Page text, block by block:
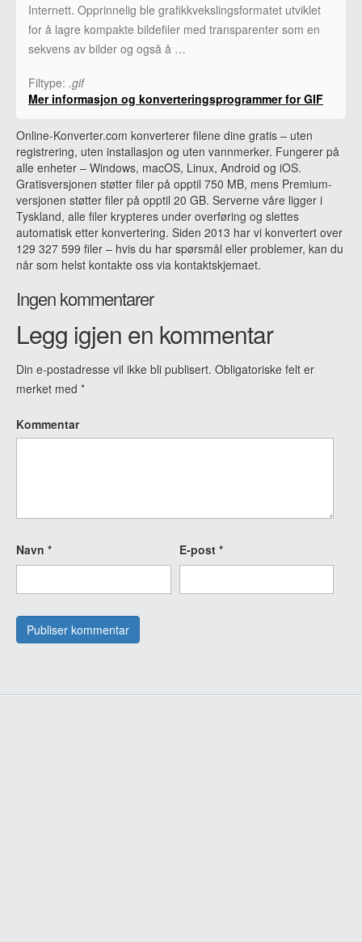
Internett. Opprinnelig ble grafikkvekslingsformatet utviklet
for å lagre kompakte bildefiler med transparenter som en
sekvens av bilder og også å …
Filtype: .gif
Mer informasjon og konverteringsprogrammer for GIF
Online-Konverter.com konverterer filene dine gratis – uten
registrering, uten installasjon og uten vannmerker. Fungerer på
alle enheter – Windows, macOS, Linux, Android og iOS.
Gratisversjonen støtter filer på opptil 750 MB, mens Premium-
versjonen støtter filer på opptil 20 GB. Serverne våre ligger i
Tyskland, alle filer krypteres under overføring og slettes
automatisk etter konvertering. Siden 2013 har vi konvertert over
129 327 599 filer – hvis du har spørsmål eller problemer, kan du
når som helst kontakte oss via kontaktskjemaet.
Ingen kommentarer
Legg igjen en kommentar
Din e-postadresse vil ikke bli publisert. Obligatoriske felt er
merket med *
Kommentar
Navn * E-post *